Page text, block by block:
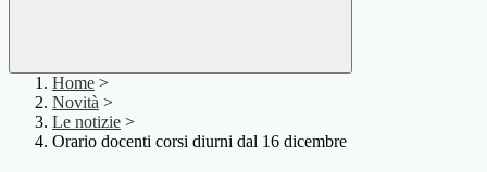
Home >
Novità >
Le notizie >
Orario docenti corsi diurni dal 16 dicembre